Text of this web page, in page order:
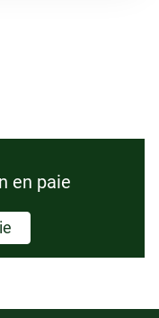
en paie